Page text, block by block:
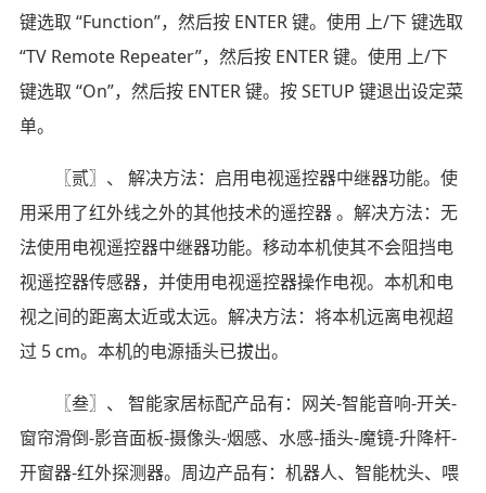
键选取 “Function”，然后按 ENTER 键。使用 上/下 键选取
“TV Remote Repeater”，然后按 ENTER 键。使用 上/下
键选取 “On”，然后按 ENTER 键。按 SETUP 键退出设定菜
单。
〖贰〗、 解决方法：启用电视遥控器中继器功能。使
用采用了红外线之外的其他技术的遥控器 。解决方法：无
法使用电视遥控器中继器功能。移动本机使其不会阻挡电
视遥控器传感器，并使用电视遥控器操作电视。本机和电
视之间的距离太近或太远。解决方法：将本机远离电视超
过 5 cm。本机的电源插头已拔出。
〖叁〗、 智能家居标配产品有：网关-智能音响-开关-
窗帘滑倒-影音面板-摄像头-烟感、水感-插头-魔镜-升降杆-
开窗器-红外探测器。周边产品有：机器人、智能枕头、喂